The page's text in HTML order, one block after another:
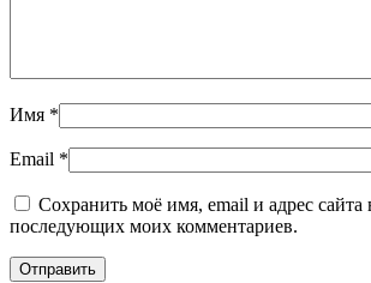
Имя *
Email *
Сохранить моё имя, email и адрес сайта
последующих моих комментариев.